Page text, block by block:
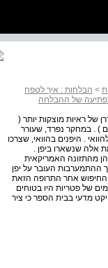
> הבלחות : איך לטפח
של ראיות מוצקות יותר (
כבעייתית כיום ) . במחקר נפרד, שעורר
. היפנים בהוואי, שצרכו
אלה שנשארו ביפן .
מהתזונה האמריקאית
ההתמערבות העובר על יפן
החיפוש אחר התרופה הזאת
של פטריות היו בטוחים
מדעי בבית הספר כי ציר